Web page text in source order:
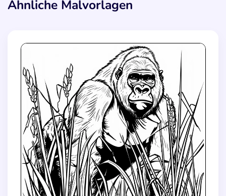
Ähnliche Malvorlagen